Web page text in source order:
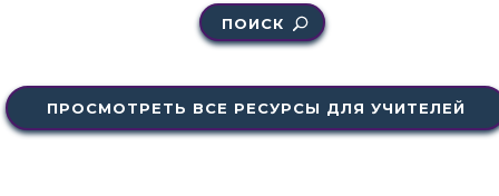
ПОИСК
ПРОСМОТРЕТЬ ВСЕ РЕСУРСЫ ДЛЯ УЧИТЕЛЕЙ